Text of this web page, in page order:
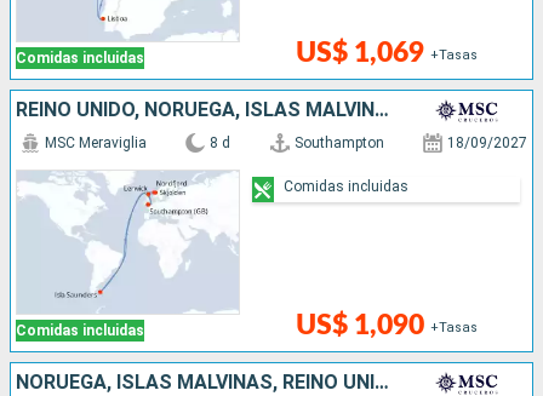
Comidas incluidas US$ 1,069 +Tasas
REINO UNIDO, NORUEGA, ISLAS MALVINAS
Comidas incluidas
MSC Meraviglia 8 d Southampton 18/09/2027
US$ 1,090 +Tasas
Comidas incluidas
NORUEGA, ISLAS MALVINAS, REINO UNIDO